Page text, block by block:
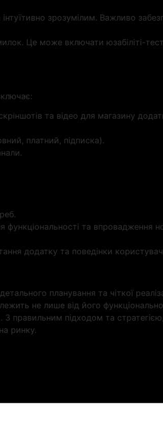
зрозумілим. Важливо
Це може включати юзабіліті-
та відео для магазину
платний, підписка).
та впровадження
додатку та поведінки
планування та чіткої
не лише від його
З правильним підходом та
ринку.